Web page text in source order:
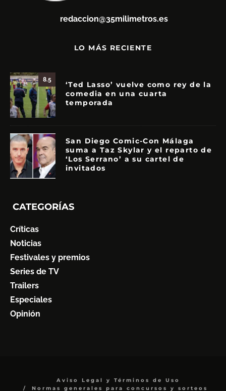
redaccion@35milimetros.es
LO MÁS RECIENTE
8.5
‘Ted Lasso’ vuelve como rey de la
comedia en una cuarta
temporada
San Diego Comic-Con Málaga
suma a Taz Skylar y el reparto de
‘Los Serrano’ a su cartel de
invitados
CATEGORÍAS
Críticas
Noticias
Festivales y premios
Series de TV
Trailers
Especiales
Opinión
Aviso Legal y Términos de Uso
Normas generales para concursos y sorteos